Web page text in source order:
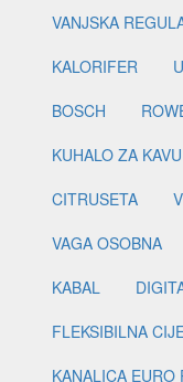
VANJSKA
KALORIFER
BOSCH
KUHALO ZA KAVU
CITRUSETA
VAGA OSOBNA
KABAL
FLEKSIBILNA
KANALICA EURO